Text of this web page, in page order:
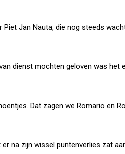
Piet Jan Nauta, die nog steeds
dienst mochten geloven was het
Dat zagen we Romario en
na zijn wissel puntenverlies zat